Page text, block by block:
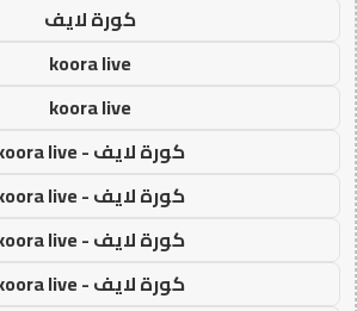
كورة لايف
koora live
koora live
كورة لايف - koora live
كورة لايف - koora live
كورة لايف - koora live
كورة لايف - koora live